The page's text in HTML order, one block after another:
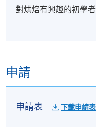
對烘焙有興趣的初學者
申請
申請表 下載申請表